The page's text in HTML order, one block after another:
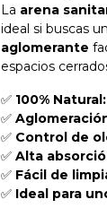
La arena
ideal si buscas
aglomerante
espacios
✅ 100% Natural:
✅
✅ Control de
✅ Alta
✅ Fácil de
✅ Ideal para